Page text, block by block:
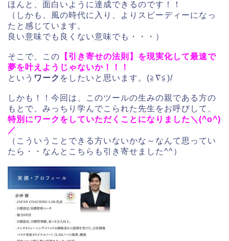
ほんと、面白いように達成できるのです！！
（しかも、風の時代に入り、よりスピーディーになっ
たと感じています。
良い意味でも良くない意味でも・・・）
そこで、この 【引き寄せの法則】を現実化して最速で
夢を叶えようじゃないか！！！
という ワーク をしたいと思います。(≧∇≦)/
しかも！！今回は、このツールの生みの親である方の
もとで、みっちり学んでこられた先生をお呼びして、
特別にワークをしていただくことになりました＼(^o^)
／
（こういうことできる方いないかな～なんて思ってい
たら・・なんとこちらも引き寄せました^^）